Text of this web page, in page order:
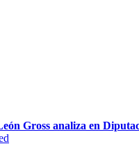
Gross analiza en